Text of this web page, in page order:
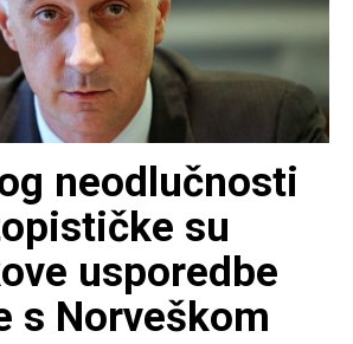
neodlučnosti
su
usporedbe
s Norveškom